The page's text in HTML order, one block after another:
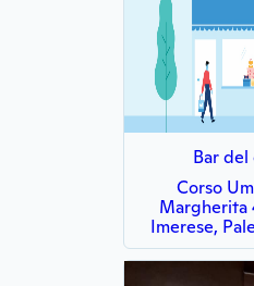
Bar del
Corso
Margherita
Imerese,